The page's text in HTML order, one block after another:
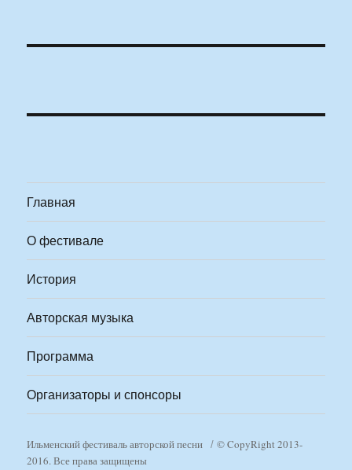
Главная
О фестивале
История
Авторская музыка
Программа
Организаторы и спонсоры
Ильменский фестиваль авторской песни
© CopyRight 2013-
2016. Все права защищены